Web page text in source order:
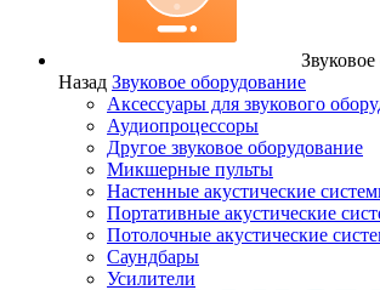
Назад Звуковое оборудование
Аксессуары для звукового
Аудиопроцессоры
Другое звуковое оборудование
Микшерные пульты
Настенные акустические
Портативные акустические
Потолочные акустические
Саундбары
Усилители